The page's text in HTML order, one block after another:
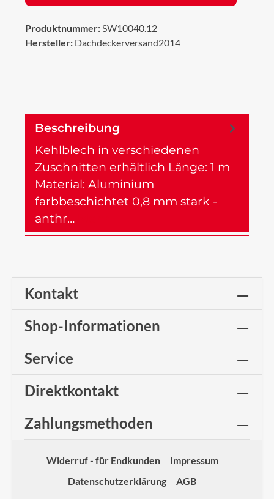
Produktnummer:SW10040.12
Hersteller: Dachdeckerversand2014
Beschreibung
Kehlblech in verschiedenen
Zuschnitten erhältlich Länge: 1 m
Material: Aluminium
farbbeschichtet 0,8 mm stark -
anthr…
Kontakt
Shop-Informationen
Service
Direktkontakt
Zahlungsmethoden
Widerruf - für Endkunden
Impressum
Datenschutzerklärung
AGB